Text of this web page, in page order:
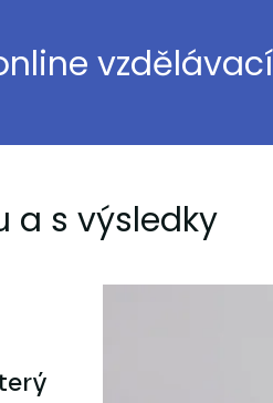
a s výsledky